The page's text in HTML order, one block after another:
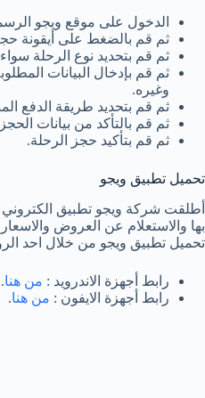
الدخول على موقع ويجو
ثم قم بالضغط على أيقونة
ثم قم بتحديد نوع الرحلة
ثم قم بإدخال البيانات
وغيره.
ثم قم بتحديد طريقة الدفع
ثم قم بالتأكد من بيانات
ثم قم بتأكيد حجز الرحلة.
تحميل تطبيق ويجو
أطلقت شركة ويجو تطبيق
بها والاستعلام عن العروض
تحميل تطبيق ويجو من خلال احد
رابط أجهزة الاندرويد : من هنا.
رابط أجهزة الايفون : من هنا.